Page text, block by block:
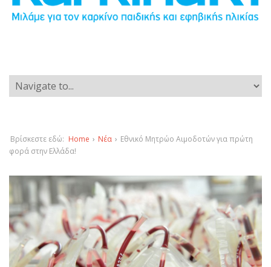
Βρίσκεστε εδώ: Home › Νέα › Εθνικό Μητρώο Αιμοδοτών για πρώτη
φορά στην Ελλάδα!